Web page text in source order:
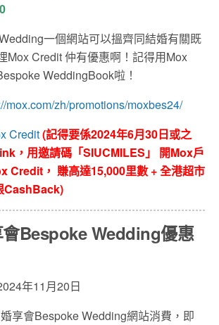
一個網站可以搵齊同結婚有關既
Mox Credit 仲有優惠啊！記得用Mox
WeddingBook啦！
mox.com/zh/promotions/moxbes24/
Credit(記得要係2024年6月30日或之
，用邀請碼「SIUCMILES」 開Mox戶
Credit， 賺高達15,000里數 + 全港超市
CashBack)
Bespoke Wedding優惠
年11月20日
享會Bespoke Wedding網站消費，即